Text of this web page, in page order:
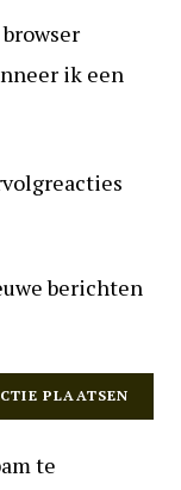
ik een
berichten
te